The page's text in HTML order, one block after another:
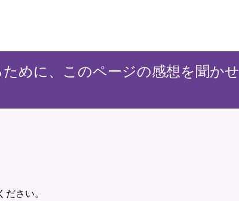
めに、このページの感想を聞かせ
さい。